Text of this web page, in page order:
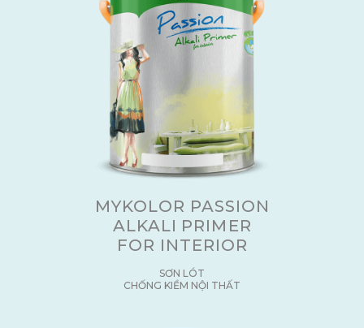
MYKOLOR PASSION
ALKALI PRIMER
FOR INTERIOR
SƠN LÓT
CHỐNG KIỀM NỘI THẤT